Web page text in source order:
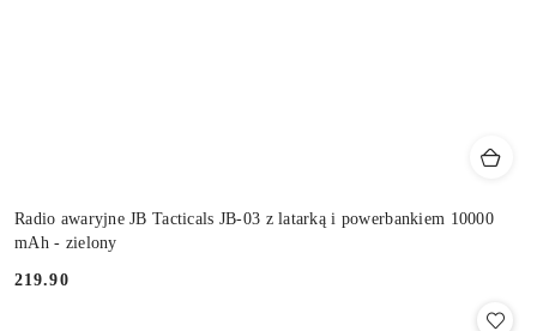
Radio awaryjne JB Tacticals JB-03 z latarką i powerbankiem 10000
mAh - zielony
Cena:
219.90